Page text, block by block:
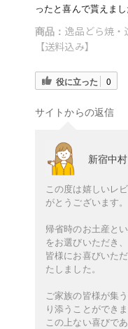
ったと喜んで貰えまし
商品： 逸品どら焼・
【送料込み】
役に立った 0
サイトからの返信
新宿中
この度は嬉しいレ
がとうございます。
帰省時のお土産と
をお選びいただき、
皆様にお喜びいた
たしました。
ご家族の皆様が集
り添うことができ
この上ない喜びで